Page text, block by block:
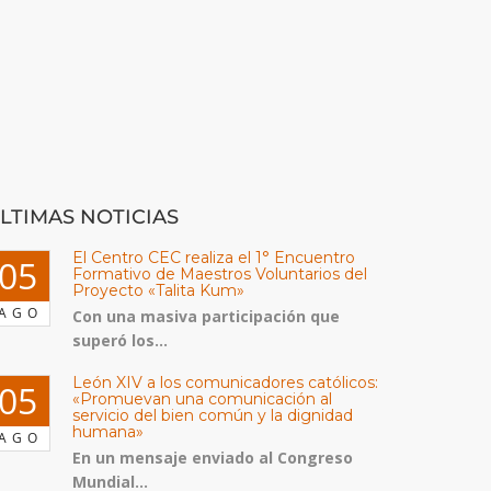
NOTICIAS
El Centro CEC realiza el 1° Encuentro
Formativo de Maestros Voluntarios del
Proyecto «Talita Kum»
Con una masiva participación que
superó los...
León XIV a los comunicadores católicos:
«Promuevan una comunicación al
servicio del bien común y la dignidad
humana»
En un mensaje enviado al Congreso
Mundial...